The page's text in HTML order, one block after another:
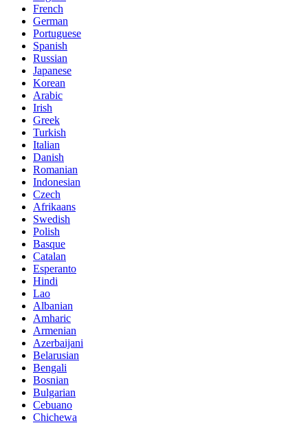
French
German
Portuguese
Spanish
Russian
Japanese
Korean
Arabic
Irish
Greek
Turkish
Italian
Danish
Romanian
Indonesian
Czech
Afrikaans
Swedish
Polish
Basque
Catalan
Esperanto
Hindi
Lao
Albanian
Amharic
Armenian
Azerbaijani
Belarusian
Bengali
Bosnian
Bulgarian
Cebuano
Chichewa